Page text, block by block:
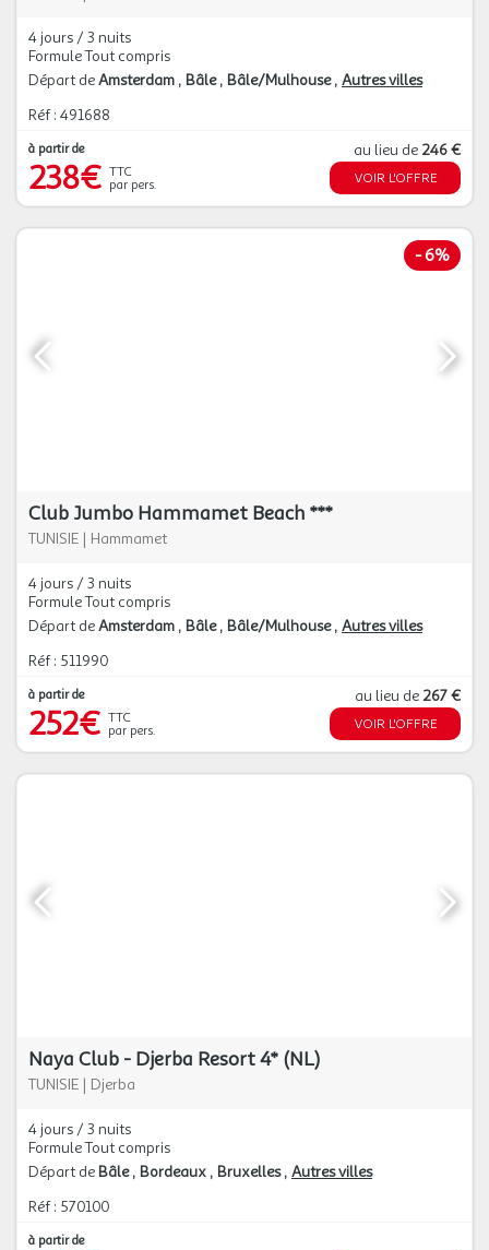
4 jours / 3 nuits
Formule Tout compris
Départ deAmsterdam Bâle Bâle/Mulhouse Autres villes
Réf : 491688
à partir de
238€ TTC
par pers.
au lieu de 246 €
VOIR L'OFFRE
-6%
Club Jumbo Hammamet Beach ***
TUNISIE | Hammamet
4 jours / 3 nuits
Formule Tout compris
Départ deAmsterdam Bâle Bâle/Mulhouse Autres villes
Réf : 511990
à partir de
252€ TTC
par pers.
au lieu de 267 €
VOIR L'OFFRE
Naya Club - Djerba Resort 4* (NL)
TUNISIE | Djerba
4 jours / 3 nuits
Formule Tout compris
Départ de Bâle Bordeaux Bruxelles Autres villes
Réf : 570100
à partir de